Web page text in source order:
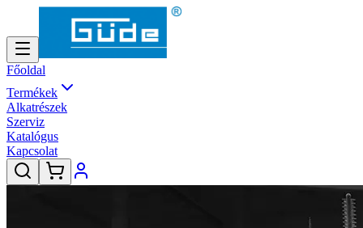
Főoldal
Termékek
Alkatrészek
Szerviz
Katalógus
Kapcsolat